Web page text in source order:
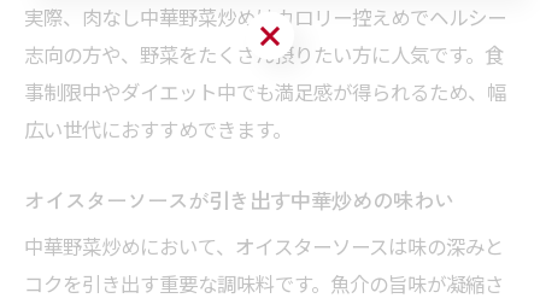
実際、肉なし中華野菜炒めはカロリー控えめでヘルシー
志向の方や、野菜をたくさん摂りたい方に人気です。食
事制限中やダイエット中でも満足感が得られるため、幅
広い世代におすすめできます。
オイスターソースが引き出す中華炒めの味わい
中華野菜炒めにおいて、オイスターソースは味の深みと
コクを引き出す重要な調味料です。魚介の旨味が凝縮さ
ご予約はこちら